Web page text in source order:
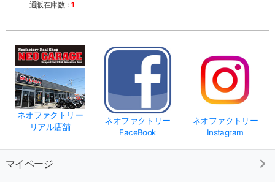
通販在庫数：1
ネオファクトリー
リアル店舗
ネオファクトリー
FaceBook
ネオファクトリー
Instagram
マイページ